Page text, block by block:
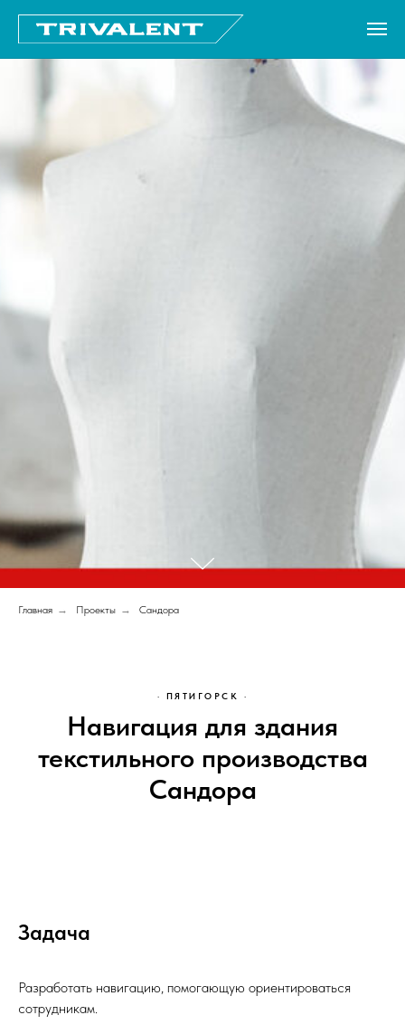
Главная → Проекты → Сандора
· ПЯТИГОРСК ·
Навигация для здания
текстильного производства
Сандора
Задача
Разработать навигацию, помогающую ориентироваться
сотрудникам.